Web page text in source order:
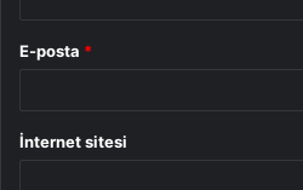
E-posta *
İnternet sitesi